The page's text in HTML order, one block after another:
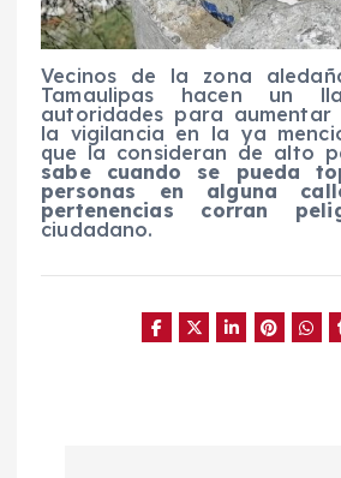
Vecinos de la zona
Tamaulipas hacen un
autoridades para aumentar
la vigilancia en la ya
que la consideran de alto
sabe cuando se pueda
personas en alguna
pertenencias corran
ciudadano.